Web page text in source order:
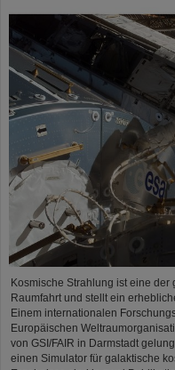
Kosmische Strahlung ist eine
Raumfahrt und stellt ein
Einem internationalen
Europäischen
von GSI/FAIR in Darmstadt
einen Simulator für galaktische